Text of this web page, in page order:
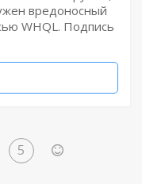
вредоносный
WHQL. Подпись
5